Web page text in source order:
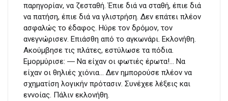
παρηγορίαν, να ζεσταθή. Έπιε διά να σταθή, έπιε διά
να πατήση, έπιε διά να γλιστρήση. Δεν επάτει πλέον
ασφαλώς το έδαφος. Ηύρε τον δρόμον, τον
ανεγνώρισεν. Επιάσθη από το αγκωνάρι. Εκλονήθη.
Ακούμβησε τις πλάτες, εστύλωσε τα πόδια.
Εμορμύρισε: ― Να είχαν οι φωτιές έρωτα!… Να
είχαν οι θηλιές χιόνια… Δεν ημπορούσε πλέον να
σχηματίση λογικήν πρότασιν. Συνέχεε λέξεις και
εννοίας. Πάλιν εκλονήθη.